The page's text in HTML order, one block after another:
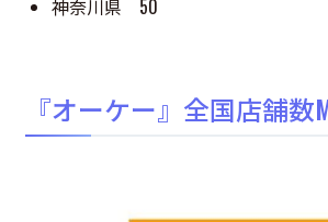
神奈川県 50
『オーケー』全国店舗数